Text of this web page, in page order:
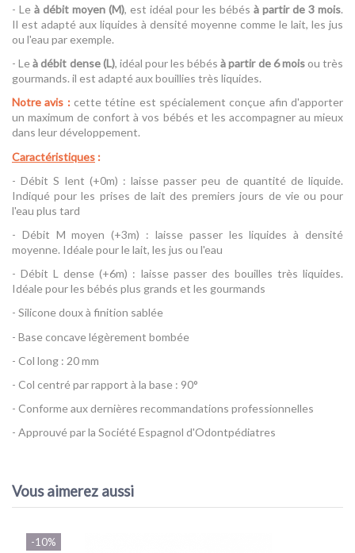
- Le à débit moyen (M), est idéal pour les bébés à partir de 3 mois.
Il est adapté aux liquides à densité moyenne comme le lait, les jus
ou l'eau par exemple.
- Leà débit dense (L), idéal pour les bébésà partir de 6 moisou très
gourmands. il est adapté aux bouillies très liquides.
Notre avis :cette tétine est spécialement conçue afin d'apporter
un maximum de confort à vos bébés et les accompagner au mieux
dans leur développement.
Caractéristiques :
- Débit S lent (+0m) : laisse passer peu de quantité de liquide.
Indiqué pour les prises de lait des premiers jours de vie ou pour
l'eau plus tard
- Débit M moyen (+3m) : laisse passer les liquides à densité
moyenne. Idéale pour le lait, les jus ou l'eau
- Débit L dense (+6m) : laisse passer des bouilles très liquides.
Idéale pour les bébés plus grands et les gourmands
- Silicone doux à finition sablée
- Base concave légèrement bombée
- Col long : 20 mm
- Col centré par rapport à la base : 90°
- Conforme aux dernières recommandations professionnelles
- Approuvé par la Société Espagnol d'Odontpédiatres
Vous aimerez aussi
-10%